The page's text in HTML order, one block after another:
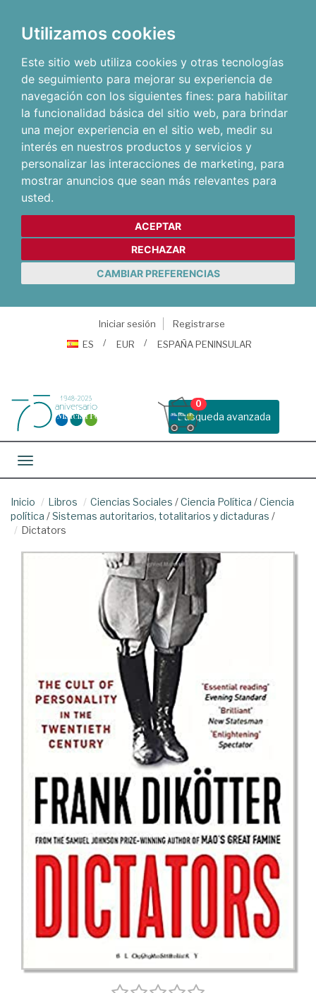
Utilizamos cookies
Este sitio web utiliza cookies y otras tecnologías
de seguimiento para mejorar su experiencia de
navegación con los siguientes fines: para habilitar
la funcionalidad básica del sitio web, para brindar
una mejor experiencia en el sitio web, medir su
interés en nuestros productos y servicios y
personalizar las interacciones de marketing, para
mostrar anuncios que sean más relevantes para
usted.
ACEPTAR
RECHAZAR
CAMBIAR PREFERENCIAS
Iniciar sesión
Registrarse
ES
EUR ESPAÑA PENINSULAR
Busqueda avanzada
0
Toggle navigation
Inicio Libros Ciencias Sociales /Ciencia Política /Ciencia
política /Sistemas autoritarios, totalitarios y dictaduras /
Dictators